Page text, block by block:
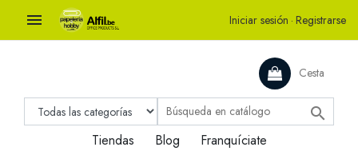
 Iniciar sesión · Registrarse
Cesta

Tiendas Blog Franquíciate